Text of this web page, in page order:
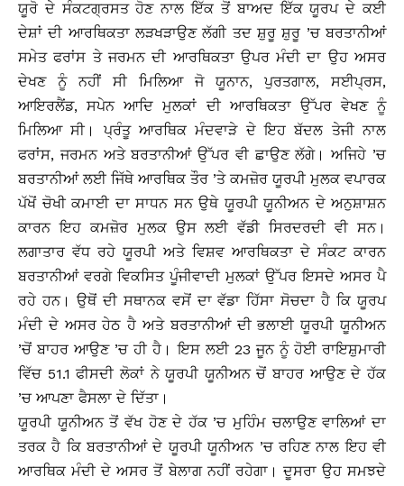
ਯੂਰੋ ਦੇ ਸੰਕਟਗ੍ਰਸਤ ਹੋਣ ਨਾਲ ਇੱਕ ਤੋਂ ਬਾਅਦ ਇੱਕ ਯੂਰਪ ਦੇ ਕਈ
ਦੇਸ਼ਾਂ ਦੀ ਆਰਥਿਕਤਾ ਲੜਖੜਾਉਣ ਲੱਗੀ ਤਦ ਸ਼ੁਰੂ ਸ਼ੁਰੂ ’ਚ ਬਰਤਾਨੀਆਂ
ਸਮੇਤ ਫਰਾਂਸ ਤੇ ਜਰਮਨ ਦੀ ਆਰਥਿਕਤਾ ਉਪਰ ਮੰਦੀ ਦਾ ਉਹ ਅਸਰ
ਦੇਖਣ ਨੂੰ ਨਹੀਂ ਸੀ ਮਿਲਿਆ ਜੋ ਯੂਨਾਨ, ਪੁਰਤਗਾਲ, ਸਈਪ੍ਰਸ,
ਆਇਰਲੈਂਡ, ਸਪੇਨ ਆਦਿ ਮੁਲਕਾਂ ਦੀ ਆਰਥਿਕਤਾ ਉੱਪਰ ਵੇਖਣ ਨੂੰ
ਮਿਲਿਆ ਸੀ। ਪ੍ਰੰਤੂ ਆਰਥਿਕ ਮੰਦਵਾੜੇ ਦੇ ਇਹ ਬੱਦਲ ਤੇਜੀ ਨਾਲ
ਫਰਾਂਸ, ਜਰਮਨ ਅਤੇ ਬਰਤਾਨੀਆਂ ਉੱਪਰ ਵੀ ਛਾਉਣ ਲੱਗੇ। ਅਜਿਹੇ ’ਚ
ਬਰਤਾਨੀਆਂ ਲਈ ਜਿੱਥੇ ਆਰਥਿਕ ਤੌਰ ’ਤੇ ਕਮਜ਼ੋਰ ਯੂਰਪੀ ਮੁਲਕ ਵਪਾਰਕ
ਪੱਖੋਂ ਚੋਖੀ ਕਮਾਈ ਦਾ ਸਾਧਨ ਸਨ ਉਥੇ ਯੂਰਪੀ ਯੂਨੀਅਨ ਦੇ ਅਨੁਸ਼ਾਸ਼ਨ
ਕਾਰਨ ਇਹ ਕਮਜ਼ੋਰ ਮੁਲਕ ਉਸ ਲਈ ਵੱਡੀ ਸਿਰਦਰਦੀ ਵੀ ਸਨ।
ਲਗਾਤਾਰ ਵੱਧ ਰਹੇ ਯੂਰਪੀ ਅਤੇ ਵਿਸ਼ਵ ਆਰਥਿਕਤਾ ਦੇ ਸੰਕਟ ਕਾਰਨ
ਬਰਤਾਨੀਆਂ ਵਰਗੇ ਵਿਕਸਿਤ ਪੂੰਜੀਵਾਦੀ ਮੁਲਕਾਂ ਉੱਪਰ ਇਸਦੇ ਅਸਰ ਪੈ
ਰਹੇ ਹਨ। ਉਥੋਂ ਦੀ ਸਥਾਨਕ ਵਸੋਂ ਦਾ ਵੱਡਾ ਹਿੱਸਾ ਸੋਚਦਾ ਹੈ ਕਿ ਯੂਰਪ
ਮੰਦੀ ਦੇ ਅਸਰ ਹੇਠ ਹੈ ਅਤੇ ਬਰਤਾਨੀਆਂ ਦੀ ਭਲਾਈ ਯੂਰਪੀ ਯੂਨੀਅਨ
’ਚੋਂ ਬਾਹਰ ਆਉਣ ’ਚ ਹੀ ਹੈ। ਇਸ ਲਈ 23 ਜੂਨ ਨੂੰ ਹੋਈ ਰਾਇਸ਼ੁਮਾਰੀ
ਵਿੱਚ 51.1 ਫੀਸਦੀ ਲੋਕਾਂ ਨੇ ਯੂਰਪੀ ਯੂਨੀਅਨ ਚੋਂ ਬਾਹਰ ਆਉਣ ਦੇ ਹੱਕ
’ਚ ਆਪਣਾ ਫੈਸਲਾ ਦੇ ਦਿੱਤਾ।
ਯੂਰਪੀ ਯੂਨੀਅਨ ਤੋਂ ਵੱਖ ਹੋਣ ਦੇ ਹੱਕ ’ਚ ਮੁਹਿੰਮ ਚਲਾਉਣ ਵਾਲਿਆਂ ਦਾ
ਤਰਕ ਹੈ ਕਿ ਬਰਤਾਨੀਆਂ ਦੇ ਯੂਰਪੀ ਯੂਨੀਅਨ ’ਚ ਰਹਿਣ ਨਾਲ ਇਹ ਵੀ
ਆਰਥਿਕ ਮੰਦੀ ਦੇ ਅਸਰ ਤੋਂ ਬੇਲਾਗ ਨਹੀਂ ਰਹੇਗਾ। ਦੂਸਰਾ ਉਹ ਸਮਝਦੇ